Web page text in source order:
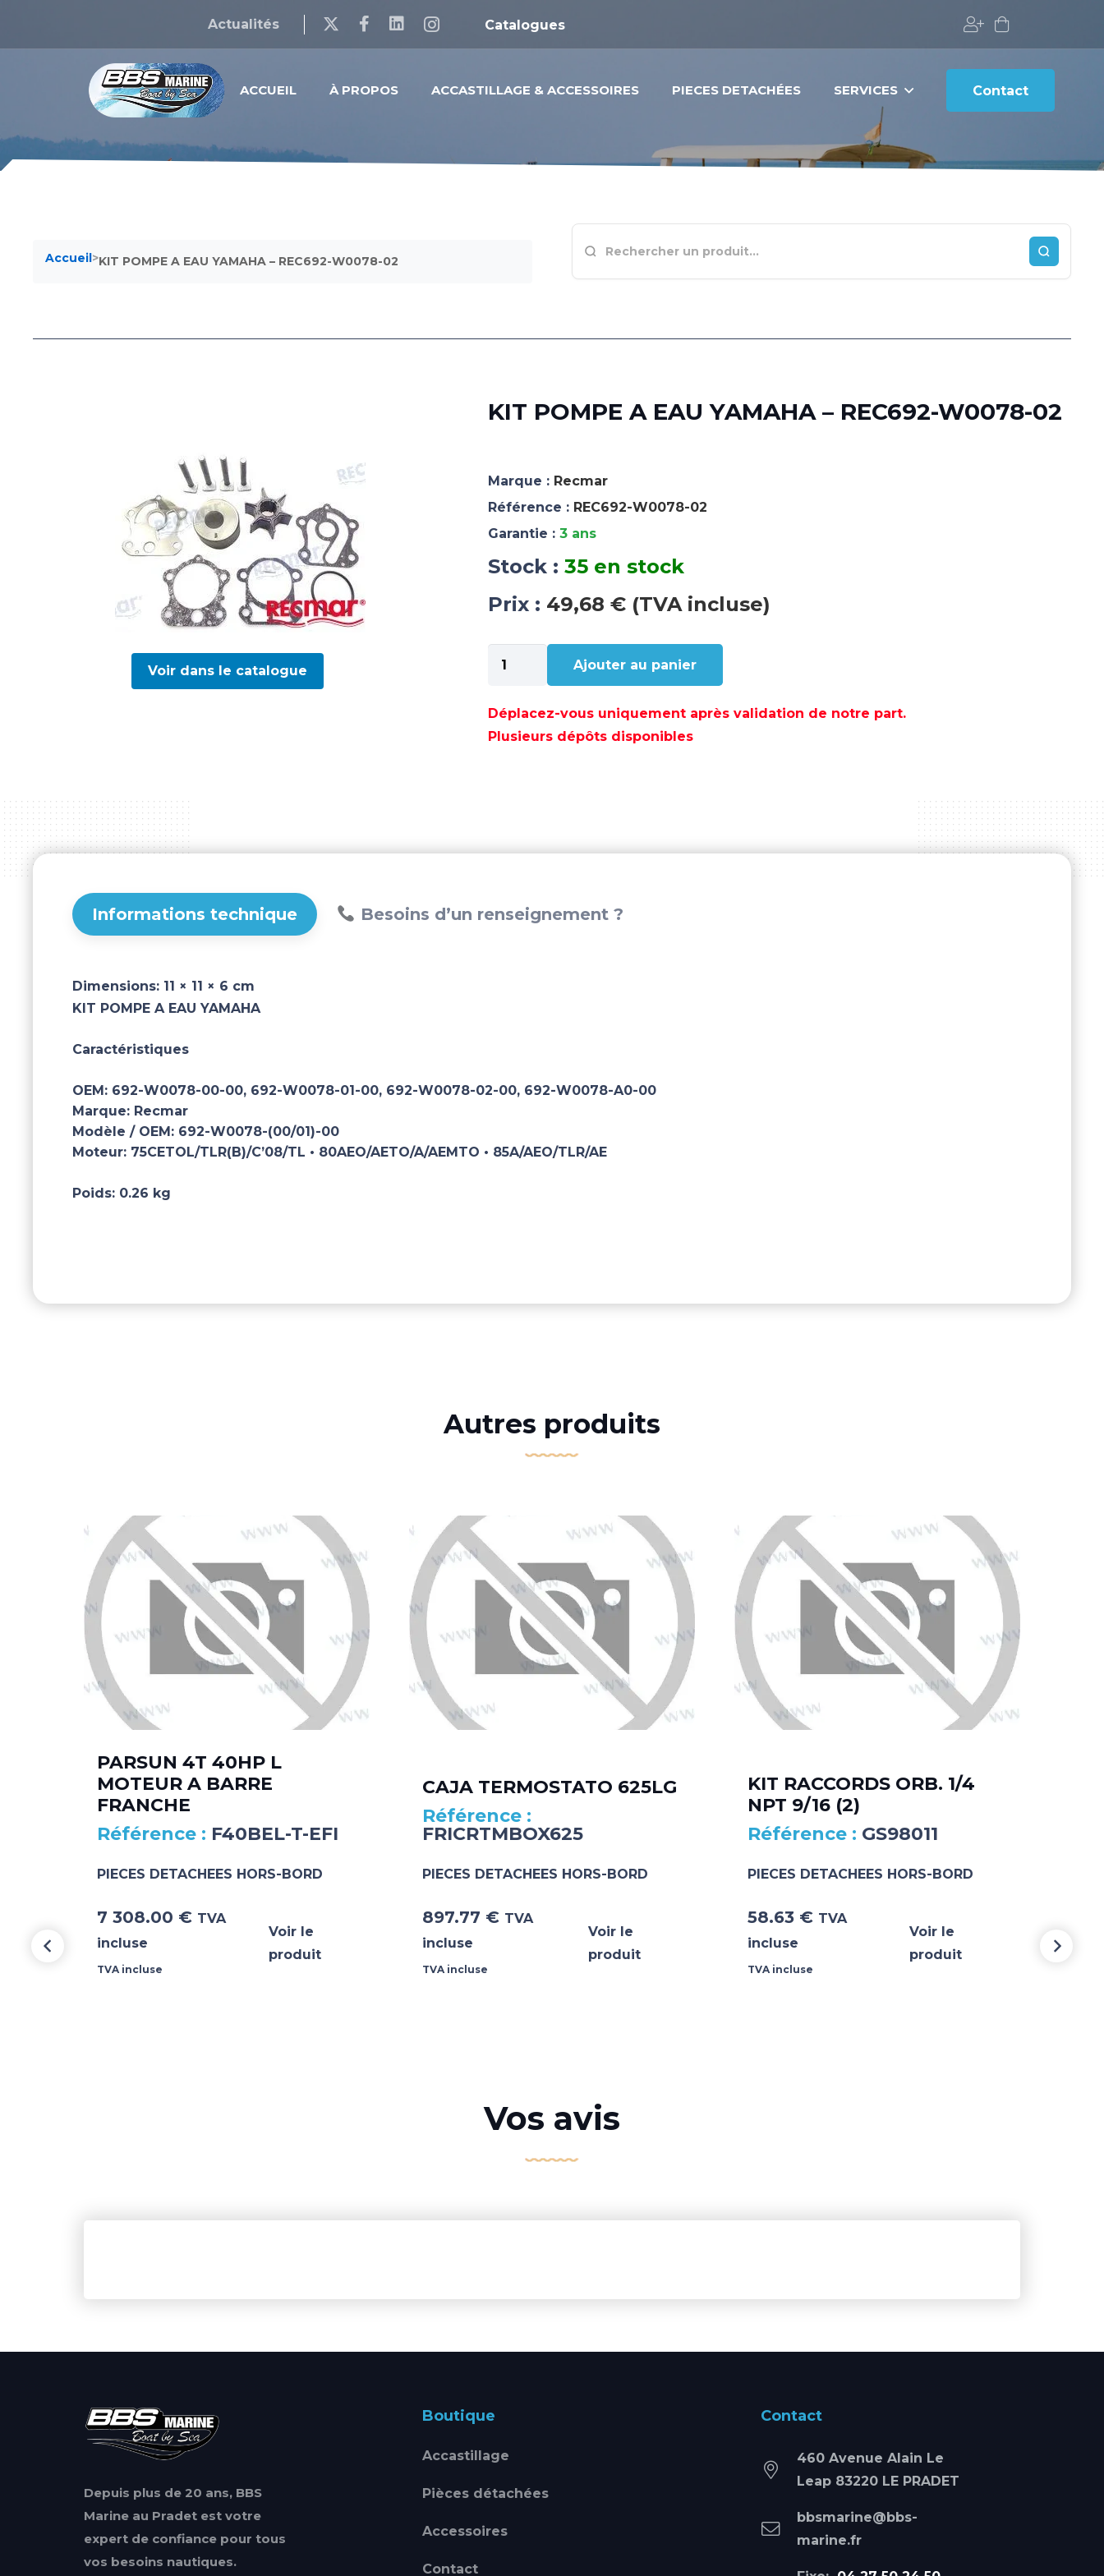
Actualités Catalogues
ACCUEIL À PROPOS ACCASTILLAGE & ACCESSOIRES PIECES DETACHÉES SERVICES Contact
Accueil>KIT POMPE A EAU YAMAHA – REC692-W0078-02
Voir dans le catalogue
KIT POMPE A EAU YAMAHA – REC692-W0078-02
Marque : Recmar
Référence : REC692-W0078-02
Garantie : 3 ans
Stock : 35 en stock
Prix : 49,68 € (TVA incluse)
quantité
de
POMPE
A
02
Ajouter au panier
Déplacez-vous uniquement après validation de notre part.
Plusieurs dépôts disponibles
Informations technique Besoins d’un renseignement ?
Dimensions: 11 × 11 × 6 cm
KIT POMPE A EAU YAMAHA
Caractéristiques
OEM: 692-W0078-00-00, 692-W0078-01-00, 692-W0078-02-00, 692-W0078-A0-00
Marque: Recmar
Modèle / OEM: 692-W0078-(00/01)-00
Moteur: 75CETOL/TLR(B)/C’08/TL • 80AEO/AETO/A/AEMTO • 85A/AEO/TLR/AE
Poids: 0.26 kg
Autres produits
PARSUN 4T 40HP L
MOTEUR A BARRE
FRANCHE
F40BEL-T-EFI
PIECES DETACHEES HORS-BORD
7 308.00 € TVA
incluse
TVA incluse
Voir le
produit
CAJA TERMOSTATO 625LG
FRICRTMBOX625
PIECES DETACHEES HORS-BORD
897.77 € TVA
incluse
TVA incluse
Voir le
produit
KIT RACCORDS ORB. 1/4
NPT 9/16 (2)
GS98011
PIECES DETACHEES HORS-BORD
58.63 € TVA
incluse
TVA incluse
Voir le
produit
Vos avis
Depuis plus de 20 ans, BBS
Marine au Pradet est votre
expert de confiance pour tous
vos besoins nautiques.
Boutique
Accastillage
Pièces détachées
Accessoires
Contact
Contact
460 Avenue Alain Le
Leap 83220 LE PRADET
bbsmarine@bbs-
marine.fr